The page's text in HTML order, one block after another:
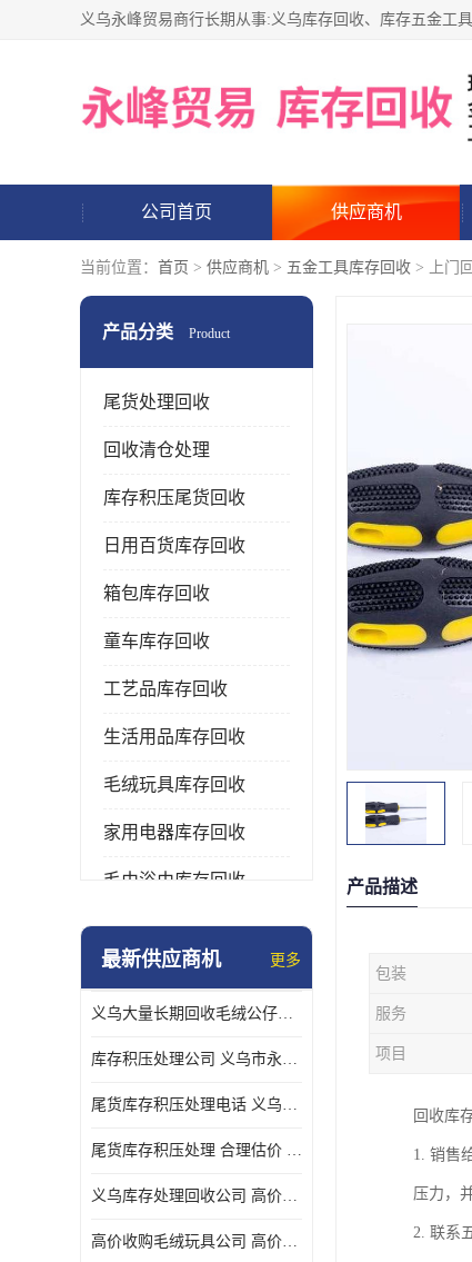
公司首页 供应商机
当前位置： 首页 > 供应商机 > 五金工具库存回收 > 上门
产品分类 Product
尾货处理回收
回收清仓处理
库存积压尾货回收
日用百货库存回收
箱包库存回收
童车库存回收
工艺品库存回收
生活用品库存回收
毛绒玩具库存回收
家用电器库存回收
毛巾浴巾库存回收
水杯保温杯库存回收
五金工具库存回收
库存厨具回收
最新供应商机 更多
义乌大量长期回收毛绒公仔公司 高价回收库存积压 高价回收 欢迎电话咨询
库存积压处理公司 义乌市永峰贸易商行
尾货库存积压处理电话 义乌市永峰贸易商行
尾货库存积压处理 合理估价 量大量小均可
义乌库存处理回收公司 高价回收库存积压 大量尾货回收
高价收购毛绒玩具公司 高价回收库存积压 回收库存 二手勿扰
产品描述
包装
服务
项目
回收库
1. 销售
压力，
2. 联系